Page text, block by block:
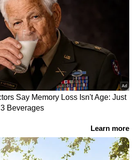
ഒരു
കോളേജ്
ജീവനക്കാരനെതിരെ
വിദ്യാര്‍ത്ഥികളുടെ നിരന്തര
പരാതി; കഞ്ചാവും
എംഡിഎംഎയും ഹാഷിഷ്
ഓയിലുമായി പൊക്കി
പൊലീസ്